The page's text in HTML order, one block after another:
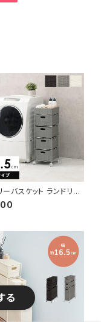
る
ーバスケット ランドリー
濯カゴ キャスター付 ラ
収納 新生活 一人暮らし